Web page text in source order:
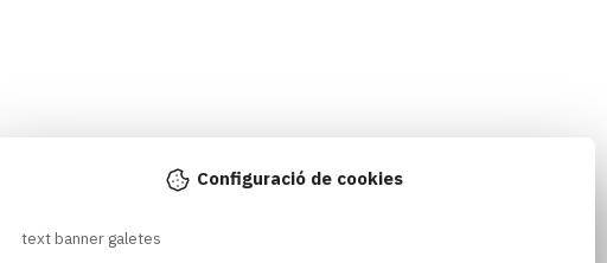
Configuració de cookies
text banner galetes